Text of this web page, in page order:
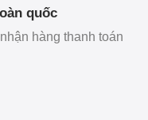
quốc
hàng thanh toán